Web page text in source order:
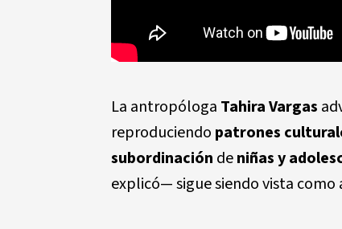
La antropóloga Tahira Vargas
reproduciendo patrones
subordinación deniñas y
explicó— sigue siendo vista